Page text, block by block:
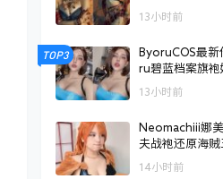
[持续更新]
13小时前
TOP3
ByoruCOS最新
ru碧蓝档案旗袍
[持续更新]
13小时前
Neomachiii娜
夫战袍还原海贼
14小时前